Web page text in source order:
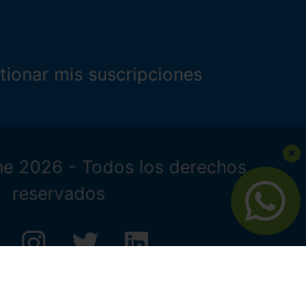
mis suscripciones
2026 - Todos los derechos
reservados